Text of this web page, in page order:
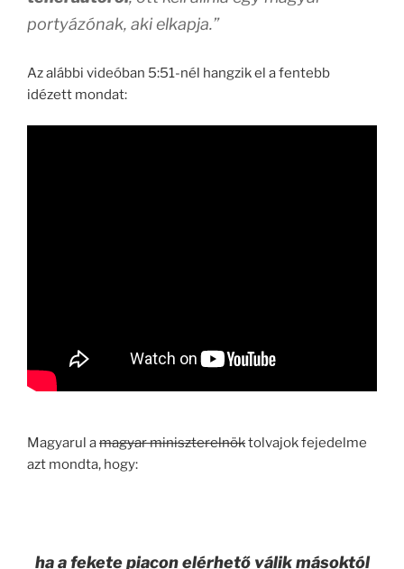
portyázónak, aki elkapja.”
Az alábbi videóban 5:51-nél hangzik el a fentebb
idézett mondat:
Magyarul amagyar miniszterelnöktolvajok fejedelme
azt mondta, hogy:
ha a fekete piacon elérhető válik másoktól